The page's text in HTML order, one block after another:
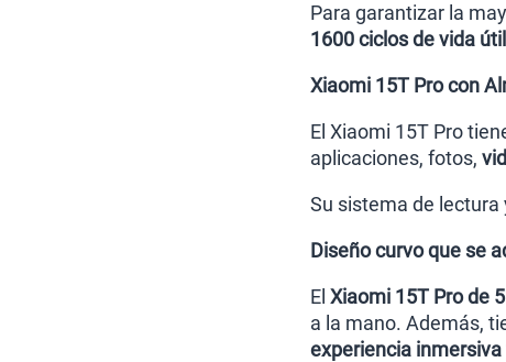
Para garantizar la
1600 ciclos de vida útil
Xiaomi 15T Pro con
El Xiaomi 15T Pro
aplicaciones, fotos,
Su sistema de
Diseño curvo que se
El Xiaomi 15T Pro de
a la mano. Además,
experiencia